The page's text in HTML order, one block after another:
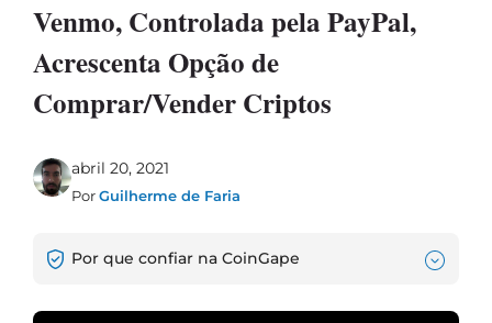
Venmo, Controlada pela PayPal,
Acrescenta Opção de
Comprar/Vender Criptos
abril 20, 2021
PorGuilherme de Faria
Por que confiar na CoinGape